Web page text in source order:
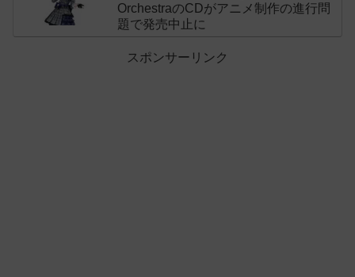
OrchestraのCDがアニメ制作の進行問
題で発売中止に
スポンサーリンク